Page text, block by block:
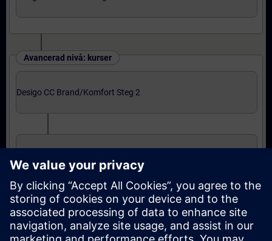
Avancerad nivå: kurser
Desigo CC Brand/Komfort Steg 2
Expertnivå: kurser